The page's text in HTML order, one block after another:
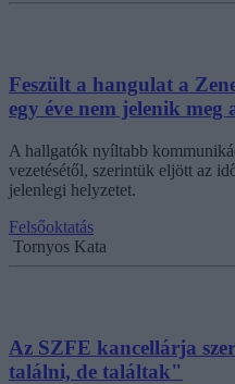
Feszült a hangulat a
egy éve nem jelenik meg
A hallgatók nyíltabb
vezetésétől, szerintük eljött az
jelenlegi helyzetet.
Felsőoktatás
Tornyos Kata
Az SZFE kancellárja
találni, de találtak"